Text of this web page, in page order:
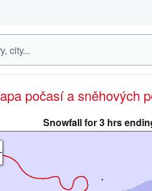
Mapa počasí a
Snowfall for 3 hrs